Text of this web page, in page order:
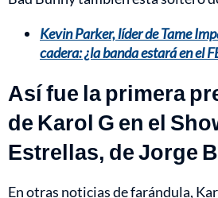
Kevin Parker, líder de Tame
cadera: ¿la banda estará en el
Así fue la primera
de Karol G en el
Estrellas, de Jorge
En otras noticias de farándula,